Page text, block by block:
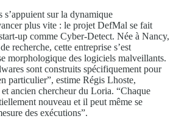
sur la dynamique
plus vite : le projet DefMal se fait
up comme Cyber-Detect. Née à Nancy,
recherche, cette entreprise s’est
morphologique des logiciels malveillants.
sont construits spécifiquement pour
particulier”, estime Régis Lhoste,
ancien chercheur du Loria. “Chaque
nouveau et il peut même se
des exécutions”.